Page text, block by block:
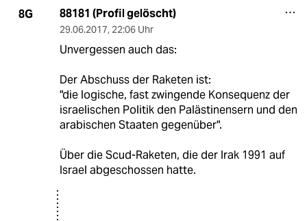
8G 88181 (Profil gelöscht)
29.06.2017, 22:06 Uhr
Unvergessen auch das:
Der Abschuss der Raketen ist:
"die logische, fast zwingende Konsequenz der
israelischen Politik den Palästinensern und den
arabischen Staaten gegenüber".
Über die Scud-Raketen, die der Irak 1991 auf
Israel abgeschossen hatte.